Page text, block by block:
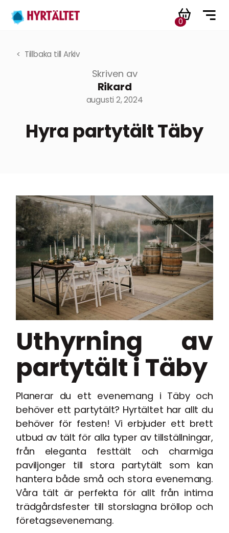
0
Tillbaka till Arkiv
Skriven av
Rikard
augusti 2, 2024
Hyra partytält Täby
Uthyrning av
partytält i Täby
Planerar du ett evenemang i Täby och
behöver ett partytält? Hyrtältet har allt du
behöver för festen! Vi erbjuder ett brett
utbud av tält för alla typer av tillställningar,
från eleganta festtält och charmiga
paviljonger till stora partytält som kan
hantera både små och stora evenemang.
Våra tält är perfekta för allt från intima
trädgårdsfester till storslagna bröllop och
företagsevenemang.